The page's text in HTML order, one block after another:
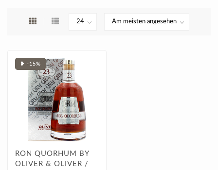
❥ -15%
RON QUORHUM BY
OLIVER & OLIVER /